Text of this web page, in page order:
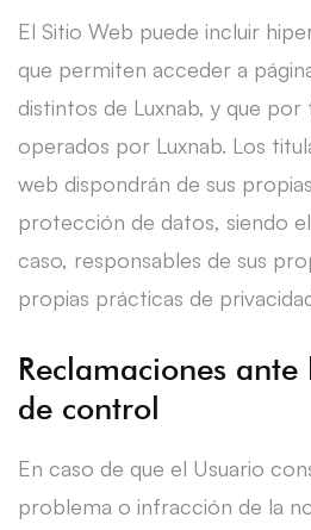
El Sitio Web puede incluir
que permiten acceder a
distintos de Luxnab, y que
operados por Luxnab. Los
web dispondrán de sus
protección de datos, siendo
caso, responsables de sus
propias prácticas de
Reclamaciones
de control
En caso de que el Usuario
problema o infracción de la